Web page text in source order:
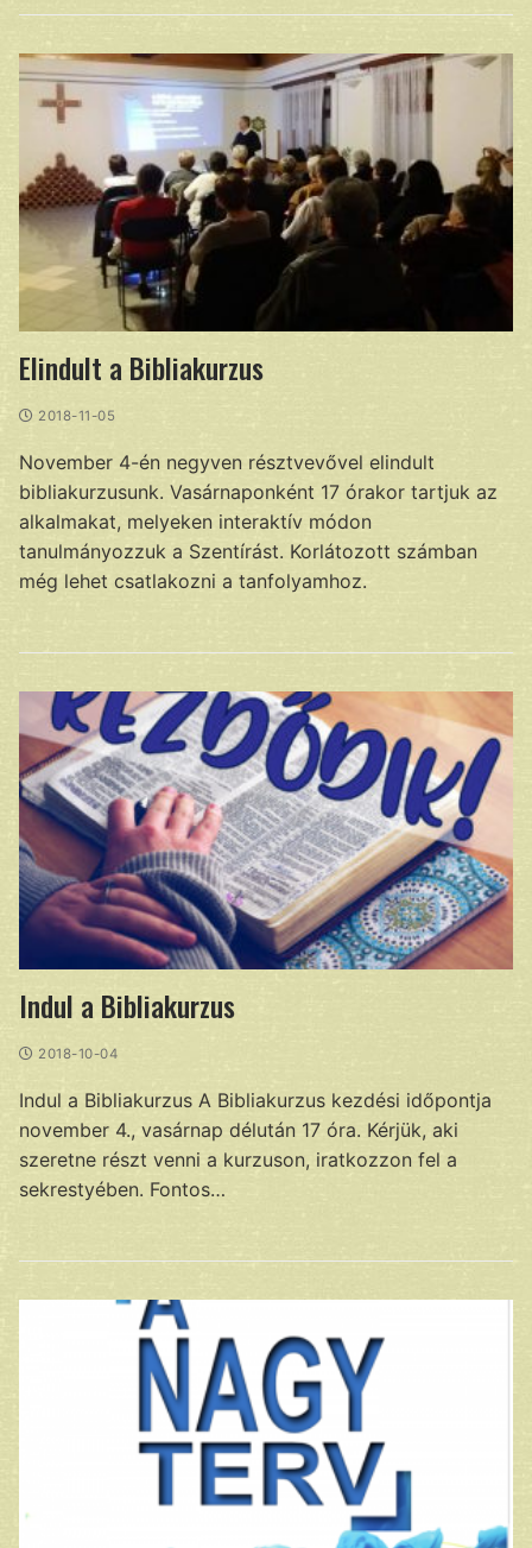
Elindult a Bibliakurzus
2018-11-05
November 4-én negyven résztvevővel elindult
bibliakurzusunk. Vasárnaponként 17 órakor tartjuk az
alkalmakat, melyeken interaktív módon
tanulmányozzuk a Szentírást. Korlátozott számban
még lehet csatlakozni a tanfolyamhoz.
Indul a Bibliakurzus
2018-10-04
Indul a Bibliakurzus A Bibliakurzus kezdési időpontja
november 4., vasárnap délután 17 óra. Kérjük, aki
szeretne részt venni a kurzuson, iratkozzon fel a
sekrestyében. Fontos…